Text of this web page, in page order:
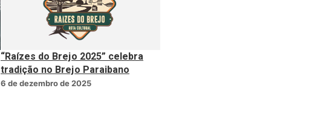
“Raízes do Brejo 2025” celebra
tradição no Brejo Paraibano
6 de dezembro de 2025